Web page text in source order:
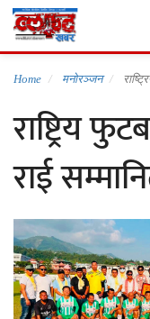
गृहपृष्ठ
निर्वाचन खबर
समाचार
राजनीति
राष्ट्रिय
Home मनोरञ्जन
राष्ट्रिय
राई